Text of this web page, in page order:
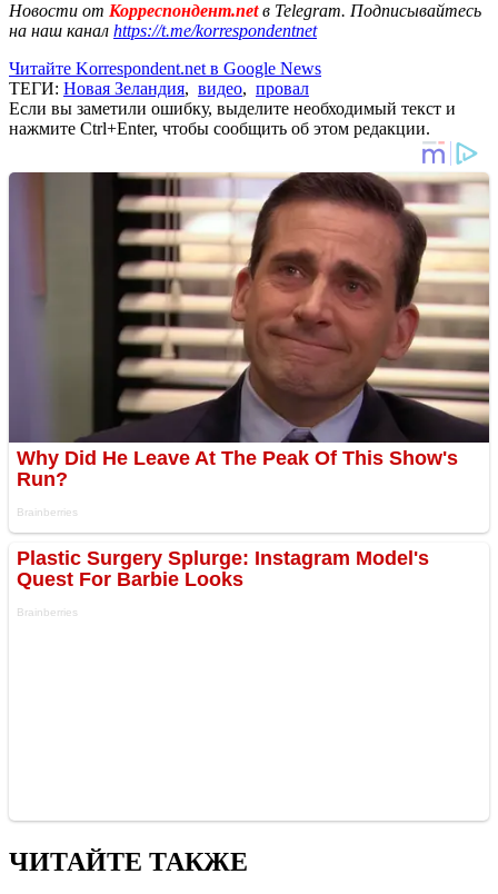
Новости от Корреспондент.netв Telegram. Подписывайтесь
на наш канал https://t.me/korrespondentnet
Читайте Korrespondent.net в Google News
ТЕГИ: Новая Зеландия, видео, провал
Если вы заметили ошибку, выделите необходимый текст и
нажмите Ctrl+Enter, чтобы сообщить об этом редакции.
ЧИТАЙТЕ ТАКЖЕ